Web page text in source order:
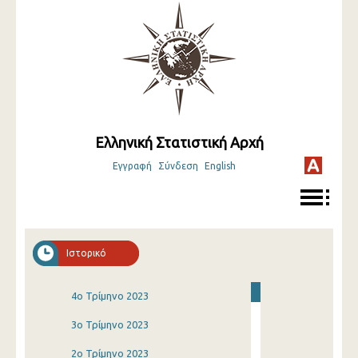
Ελληνική Στατιστική Αρχή
Εγγραφή Σύνδεση English
Ιστορικό
4o Τρίμηνο 2023
3o Τρίμηνο 2023
2o Τρίμηνο 2023